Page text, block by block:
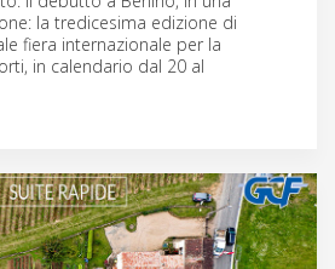
la tredicesima edizione di
fiera internazionale per la
in calendario dal 20 al